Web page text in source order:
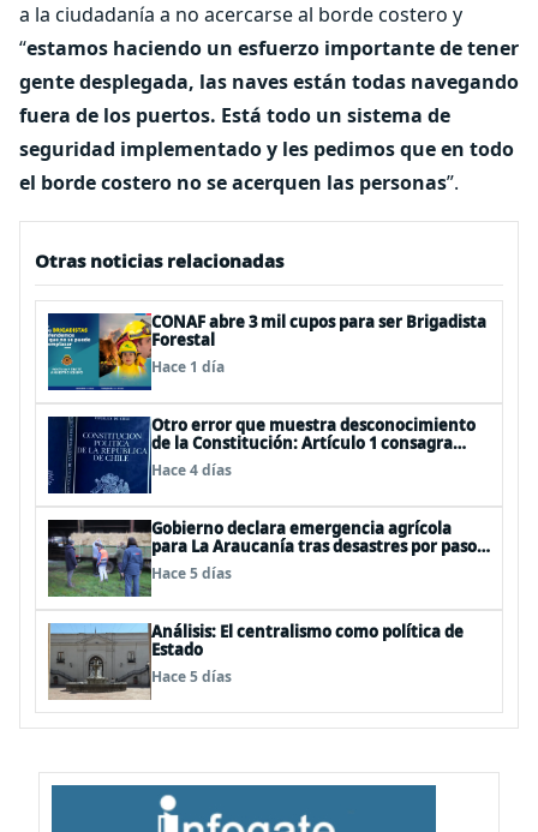
a la ciudadanía a no acercarse al borde costero y
“estamos haciendo un esfuerzo importante de tener
gente desplegada, las naves están todas navegando
fuera de los puertos. Está todo un sistema de
seguridad implementado y les pedimos que en todo
el borde costero no se acerquen las personas”.
Otras noticias relacionadas
CONAF abre 3 mil cupos para ser Brigadista
Forestal
Hace 1 día
Otro error que muestra desconocimiento
de la Constitución: Artículo 1 consagra
resguardar la seguridad nacional y
proteger a los ciudadanos
Hace 4 días
Gobierno declara emergencia agrícola
para La Araucanía tras desastres por pasos
de sistemas frontales
Hace 5 días
Análisis: El centralismo como política de
Estado
Hace 5 días